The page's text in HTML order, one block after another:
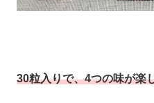
30粒入りで、4つの味が楽